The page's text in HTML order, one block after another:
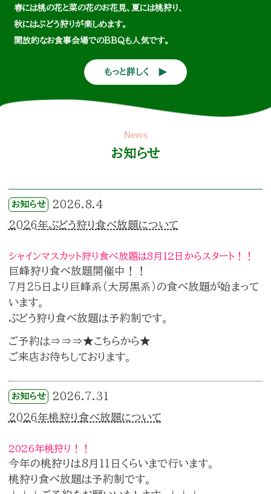
春には桃の花と菜の花のお花見、夏には桃狩り、
秋にはぶどう狩りが楽しめます。
開放的なお食事会場でのBBQも人気です。
もっと詳しく
お知らせ
お知らせ 2026.8.4
2026年ぶどう狩り食べ放題について
シャインマスカット狩り食べ放題は8月12日からスタート！！
巨峰狩り食べ放題開催中！！
7月25日より巨峰系（大房黒系）の食べ放題が始まって
います。
ぶどう狩り食べ放題は予約制です。
ご予約は⇒⇒⇒★こちらから★
ご来店お待ちしております。
お知らせ 2026.7.31
2026年桃狩り食べ放題について
2026年桃狩り！！
今年の桃狩りは8月11日くらいまで行います。
桃狩り食べ放題は予約制です。